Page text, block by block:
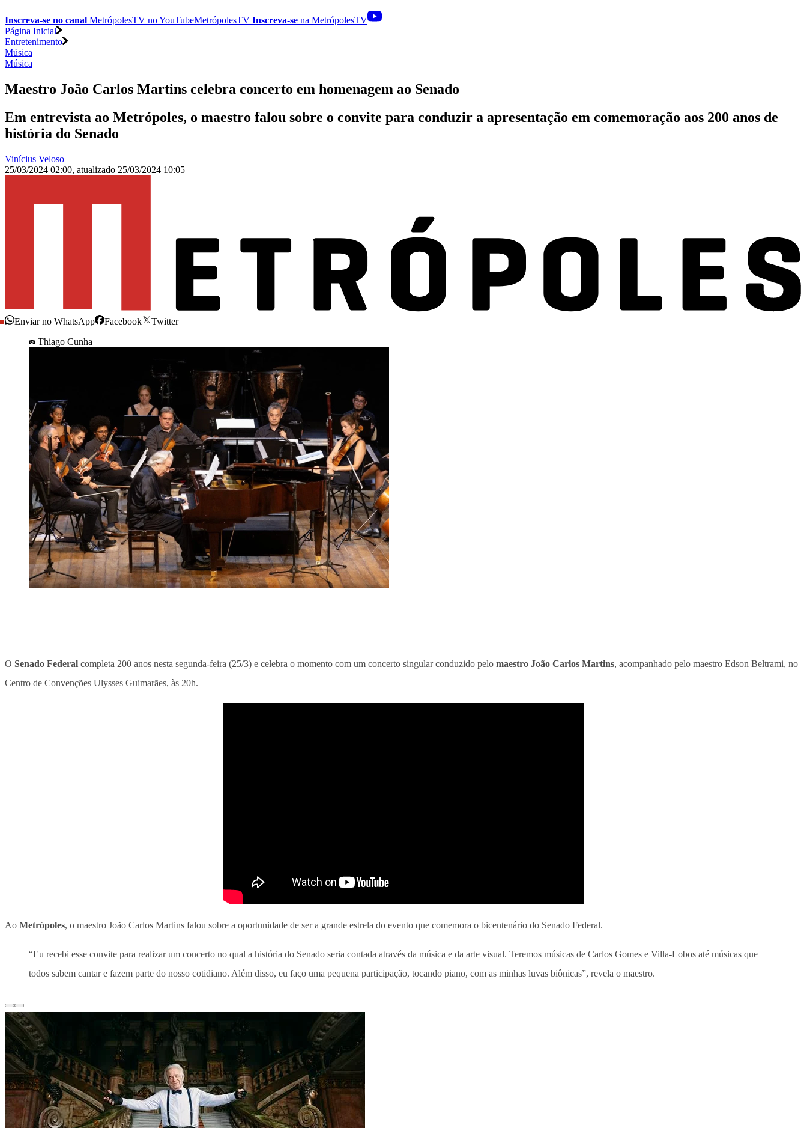
Inscreva-se no canal MetrópolesTV noYouTubeMetrópolesTV Inscreva-se na MetrópolesTV
Página Inicial
Entretenimento
Música
Música
Maestro João Carlos Martins celebra concerto em homenagem ao Senado
Em entrevista ao Metrópoles, o maestro falou sobre o convite para conduzir a apresentação em comemoração aos 200 anos de
história do Senado
Vinícius Veloso
25/03/2024 02:00, atualizado 25/03/2024 10:05
Enviar no WhatsApp Facebook
Twitter
Thiago Cunha
O Senado Federal completa 200 anos nesta segunda-feira (25/3) e celebra o momento com um concerto singular conduzido pelo maestro João Carlos Martins, acompanhado pelo maestro Edson Beltrami, no
Centro de Convenções Ulysses Guimarães, às 20h.
Ao Metrópoles, o maestro João Carlos Martins falou sobre a oportunidade de ser a grande estrela do evento que comemora o bicentenário do Senado Federal.
“Eu recebi esse convite para realizar um concerto no qual a história do Senado seria contada através da música e da arte visual. Teremos músicas de Carlos Gomes e Villa-Lobos até músicas que
todos sabem cantar e fazem parte do nosso cotidiano. Além disso, eu faço uma pequena participação, tocando piano, com as minhas luvas biônicas”, revela o maestro.